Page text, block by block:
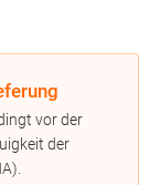
vor der
der